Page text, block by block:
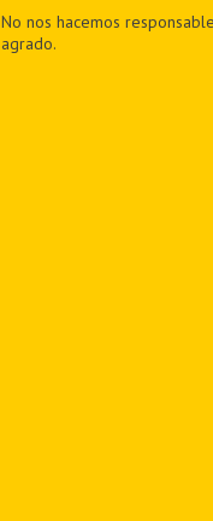
No nos hacemos
agrado.